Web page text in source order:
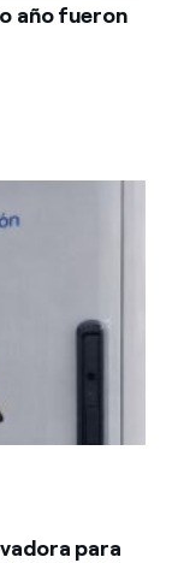
año fueron
para